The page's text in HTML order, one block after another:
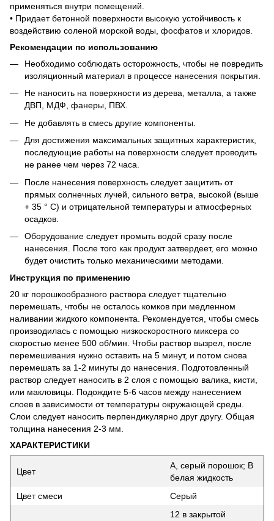
применяться внутри помещений.
• Придает бетонной поверхности высокую устойчивость к
воздействию соленой морской воды, фосфатов и хлоридов.
Рекомендации по использованию
Необходимо соблюдать осторожность, чтобы не повредить
изоляционный материал в процессе нанесения покрытия.
Не наносить на поверхности из дерева, металла, а также
ДВП, МДФ, фанеры, ПВХ.
Не добавлять в смесь другие компоненты.
Для достижения максимальных защитных характеристик,
последующие работы на поверхности следует проводить
не ранее чем через 72 часа.
После нанесения поверхность следует защитить от
прямых солнечных лучей, сильного ветра, высокой (выше
+ 35 ° C) и отрицательной температуры и атмосферных
осадков.
Оборудование следует промыть водой сразу после
нанесения. После того как продукт затвердеет, его можно
будет очистить только механическими методами.
Инструкция по применению
20 кг порошкообразного раствора следует тщательно
перемешать, чтобы не осталось комков при медленном
наливании жидкого компонента. Рекомендуется, чтобы смесь
производилась с помощью низкоскоростного миксера со
скоростью менее 500 об/мин. Чтобы раствор вызрел, после
перемешивания нужно оставить на 5 минут, и потом снова
перемешать за 1-2 минуты до нанесения. Подготовленный
раствор следует наносить в 2 слоя с помощью валика, кисти,
или макловицы. Подождите 5-6 часов между нанесением
слоев в зависимости от температуры окружающей среды.
Слои следует наносить перпендикулярно друг другу. Общая
толщина нанесения 2-3 мм.
ХАРАКТЕРИСТИКИ
Цвет
A, серый порошок; B
белая жидкость
Цвет смеси
Серый
12 в закрытой